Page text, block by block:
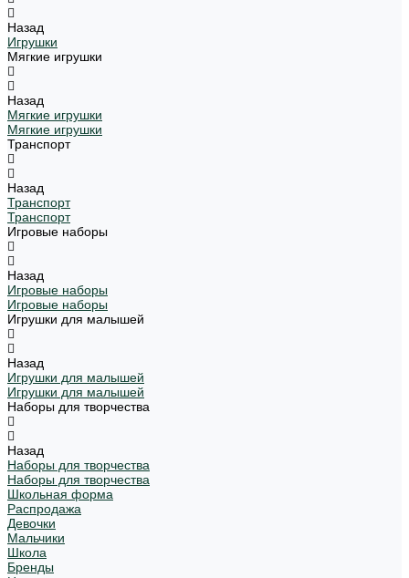
Назад
Игрушки
Мягкие игрушки
Назад
Мягкие игрушки
Мягкие игрушки
Транспорт
Назад
Транспорт
Транспорт
Игровые наборы
Назад
Игровые наборы
Игровые наборы
Игрушки для малышей
Назад
Игрушки для малышей
Игрушки для малышей
Наборы для творчества
Назад
Наборы для творчества
Наборы для творчества
Школьная форма
Распродажа
Девочки
Мальчики
Школа
Бренды